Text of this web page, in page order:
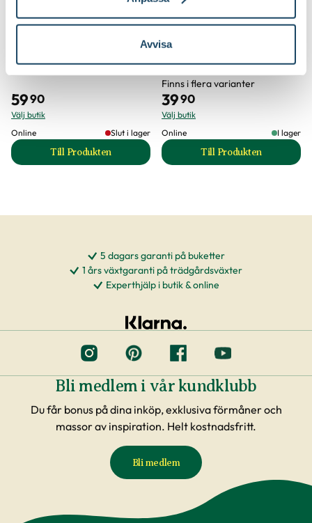
Avvisa
5990
Välj butik
Online
Slut i lager
Till Produkten
till Bred planteringsspade produktsida
Finns i flera varianter
3990
Välj butik
Online
I lager
Till Produkten
till
5 dagars garanti på buketter
1 års växtgaranti på trädgårdsväxter
Experthjälp i butik & online
Bli medlem i vår kundklubb
Du får bonus på dina inköp, exklusiva förmåner och
massor av inspiration. Helt kostnadsfritt.
Bli medlem